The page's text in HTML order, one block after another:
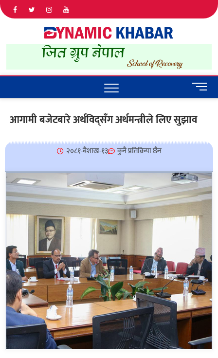
IN NEPAL
M
e
u
u
o
n
आगामी बजेटबारे अर्थविद्सँग अर्थमन्त्रीले लिए सुझाव
२०८१-बैशाख-१३ कुनै प्रतिक्रिया छैन